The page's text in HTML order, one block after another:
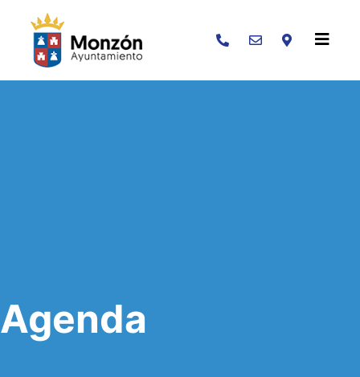
Buscar
Agenda